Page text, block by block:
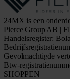
24MX is een
Pierce Group AB |
Handelsregister:
Gevolmachtigde
Btw-
SHOPPEN